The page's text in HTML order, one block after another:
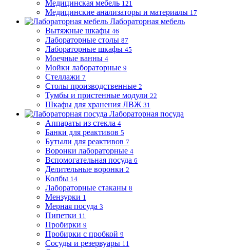
Медицинская мебель 121
Медицинские анализаторы и материалы 17
Лабораторная мебель
Вытяжные шкафы 46
Лабораторные столы 87
Лабораторные шкафы 45
Моечные ванны 4
Мойки лабораторные 9
Стеллажи 7
Столы производственные 2
Тумбы и пристенные модули 22
Шкафы для хранения ЛВЖ 31
Лабораторная посуда
Аппараты из стекла 4
Банки для реактивов 5
Бутыли для реактивов 7
Воронки лабораторные 4
Вспомогательная посуда 6
Делительные воронки 2
Колбы 14
Лабораторные стаканы 8
Мензурки 1
Мерная посуда 3
Пипетки 11
Пробирки 9
Пробирки с пробкой 9
Сосуды и резервуары 11